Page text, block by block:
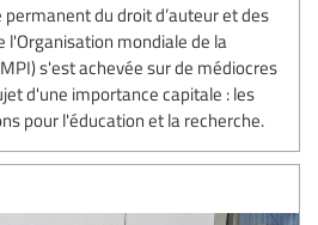
permanent du droit d’auteur et des
l'Organisation mondiale de la
s'est achevée sur de médiocres
d'une importance capitale : les
pour l'éducation et la recherche.